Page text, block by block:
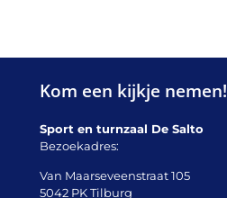
Kom een kijkje nemen!
Sport en turnzaal De Salto
Bezoekadres:
Van Maarseveenstraat 105
5042 PK Tilburg